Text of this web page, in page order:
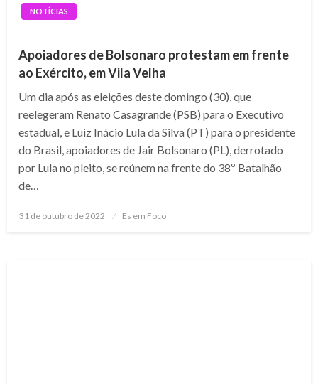
NOTÍCIAS
Apoiadores de Bolsonaro protestam em frente
ao Exército, em Vila Velha
Um dia após as eleições deste domingo (30), que
reelegeram Renato Casagrande (PSB) para o Executivo
estadual, e Luiz Inácio Lula da Silva (PT) para o presidente
do Brasil, apoiadores de Jair Bolsonaro (PL), derrotado
por Lula no pleito, se reúnem na frente do 38º Batalhão
de…
Posted
31 de outubro de 2022 Es em Foco